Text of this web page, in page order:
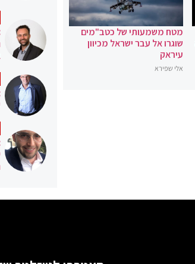
מטח משמעותי של כטב"מים
שוגרו אל עבר ישראל מכיוון
עיראק
אלי שפירא